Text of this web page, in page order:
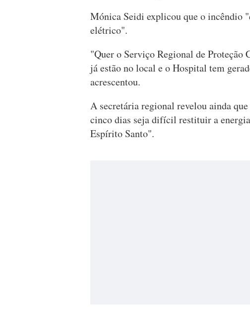
Mónica Seidi explicou que o incêndio
elétrico".
"Quer o Serviço Regional de
já estão no local e o Hospital tem
acrescentou.
A secretária regional revelou ainda
cinco dias seja difícil restituir a
Espírito Santo".